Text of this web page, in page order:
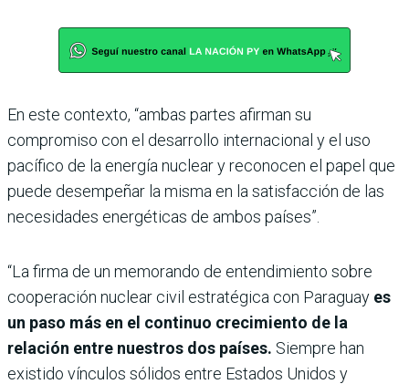
En este contexto, “ambas partes afirman su
compromiso con el desarrollo internacional y el uso
pacífico de la energía nuclear y reconocen el papel que
puede desempeñar la misma en la satisfacción de las
necesidades energéticas de ambos países”.
“La firma de un memorando de entendimiento sobre
cooperación nuclear civil estratégica con Paraguay es
un paso más en el continuo crecimiento de la
relación entre nuestros dos países. Siempre han
existido vínculos sólidos entre Estados Unidos y